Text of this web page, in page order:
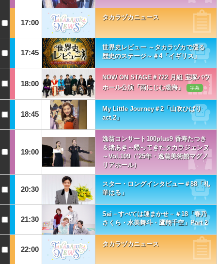
17:00
タカラヅカニュース
17:45
世界史レビュー ～タカラヅカで巡る
歴史のステージ～＃4「イギリス」
18:00
NOW ON STAGE＃722 月組 宝塚バウ
ホール公演『雨にじむ渤海』
字幕
18:45
My Little Journey＃2「山吹ひばり
act.2」
19:00
逸翁コンサート100plus9 香寿たつき
＆渚あき～帰ってきたタカラジェンヌ
～Vol.109（’25年・逸翁美術館マグノ
リアホール）
20:30
スター・ロングインタビュー＃88「礼
華はる」
21:30
Sai－すべては運まかせ－＃18「春乃
さくら・水美舞斗・鷹翔千空」Part 2
22:00
タカラヅカニュース